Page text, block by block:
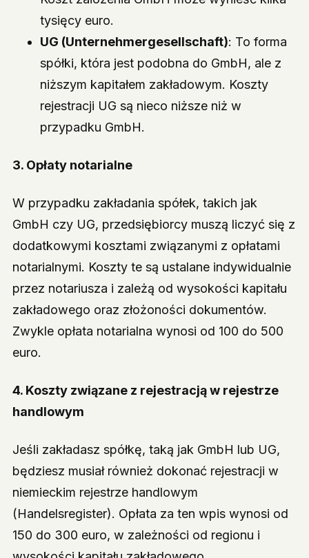
tysięcy euro.
UG (Unternehmergesellschaft): To forma
spółki, która jest podobna do GmbH, ale z
niższym kapitałem zakładowym. Koszty
rejestracji UG są nieco niższe niż w
przypadku GmbH.
3. Opłaty notarialne
W przypadku zakładania spółek, takich jak
GmbH czy UG, przedsiębiorcy muszą liczyć się z
dodatkowymi kosztami związanymi z opłatami
notarialnymi. Koszty te są ustalane indywidualnie
przez notariusza i zależą od wysokości kapitału
zakładowego oraz złożoności dokumentów.
Zwykle opłata notarialna wynosi od 100 do 500
euro.
4. Koszty związane z rejestracją w rejestrze
handlowym
Jeśli zakładasz spółkę, taką jak GmbH lub UG,
będziesz musiał również dokonać rejestracji w
niemieckim rejestrze handlowym
(Handelsregister). Opłata za ten wpis wynosi od
150 do 300 euro, w zależności od regionu i